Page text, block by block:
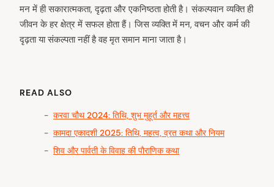
मन में ही सकारात्मकता, दृढ़ता और एकनिष्ठता होती है। संकल्पवान व्यक्ति ही
जीवन के हर क्षेत्र में सफल होता हैं। जिस व्यक्ति में मन, वचन और कर्म की
दृढ़ता या संकल्पता नहीं है वह मृत समान माना जाता है।
READ ALSO
करवा चौथ 2024: तिथि, शुभ मुहूर्त और महत्त्व
कामदा एकादशी 2025: तिथि, महत्व, व्रत कथा और नियम
शिव और पार्वती के विवाह की पौराणिक कथा